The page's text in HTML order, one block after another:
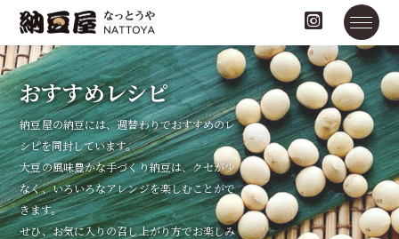
おすすめレシピ
納豆屋の納豆には、週替わりでおすすめのレ
シピを同封しています。
大豆の風味豊かな手づくり納豆は、クセが少
なく、いろいろなアレンジを楽しむことがで
きます。
せひ、お気に入りの召し上がり方でお楽しみ